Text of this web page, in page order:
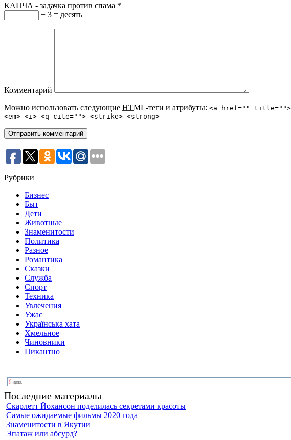
КАПЧА - задачка против спама *
+ 3 = десять
Комментарий
Можно использовать следующие HTML-теги и атрибуты: <a href="" title="">
<em> <i> <q cite=""> <strike> <strong>
Рубрики
Бизнес
Быт
Дети
Животные
Знаменитости
Политика
Разное
Романтика
Сказки
Служба
Спорт
Техника
Увлечения
Ужас
Українська хата
Хмельное
Чиновники
Пикантно
Последние материалы
Скарлетт Йохансон поделилась секретами красоты
Самые ожидаемые фильмы 2020 года
Знаменитости в Якутии
Эпатаж или абсурд?